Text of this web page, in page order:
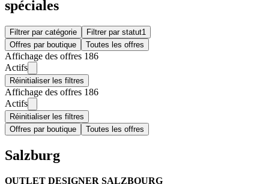
spéciales
Filtrer par catégorie Filtrer par statut1
Offres par boutique
Toutes les offres
Affichage des offres 186
Actifs
Réinitialiser les filtres
Affichage des offres 186
Actifs
Réinitialiser les filtres
Offres par boutique
Toutes les offres
Salzburg
OUTLET DESIGNER SALZBOURG